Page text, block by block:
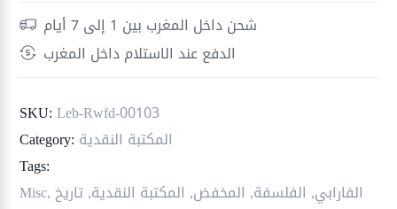
والأخلاق
في
خطاب
؛
من
أجل
اسنكمال
إتيقا
شحن داخل المغرب بين 1 إلى 7 أيام
الدفع عند الاستلام داخل المغرب
SKU: Leb-Rwfd-00103
Category: المكتبة النقدية
Tags:
Misc, الفارابي, الفلسفة, المخفض, المكتبة النقدية,تاريخ